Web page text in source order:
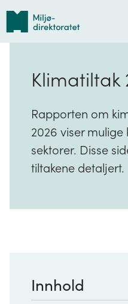
Tilbake
forsiden
Klimatiltak
Rapporten om
2026 viser
sektorer. Disse
tiltakene detaljert.
Innhold